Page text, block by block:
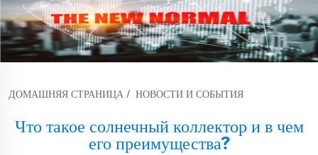
ДОМАШНЯЯ СТРАНИЦА / НОВОСТИ И СОБЫТИЯ
Что такое солнечный коллектор и в чем
его преимущества?